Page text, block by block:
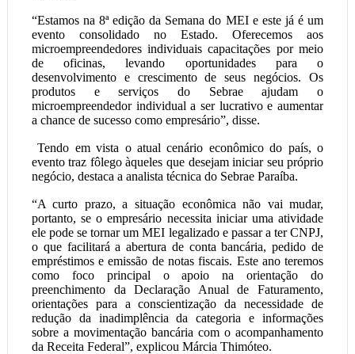
“Estamos na 8ª edição da Semana do MEI e este já é um
evento consolidado no Estado. Oferecemos aos
microempreendedores individuais capacitações por meio
de oficinas, levando oportunidades para o
desenvolvimento e crescimento de seus negócios. Os
produtos e serviços do Sebrae ajudam o
microempreendedor individual a ser lucrativo e aumentar
a chance de sucesso como empresário”, disse.
Tendo em vista o atual cenário econômico do país, o
evento traz fôlego àqueles que desejam iniciar seu próprio
negócio, destaca a analista técnica do Sebrae Paraíba.
“A curto prazo, a situação econômica não vai mudar,
portanto, se o empresário necessita iniciar uma atividade
ele pode se tornar um MEI legalizado e passar a ter CNPJ,
o que facilitará a abertura de conta bancária, pedido de
empréstimos e emissão de notas fiscais. Este ano teremos
como foco principal o apoio na orientação do
preenchimento da Declaração Anual de Faturamento,
orientações para a conscientização da necessidade de
redução da inadimplência da categoria e informações
sobre a movimentação bancária com o acompanhamento
da Receita Federal”, explicou Márcia Thimóteo.